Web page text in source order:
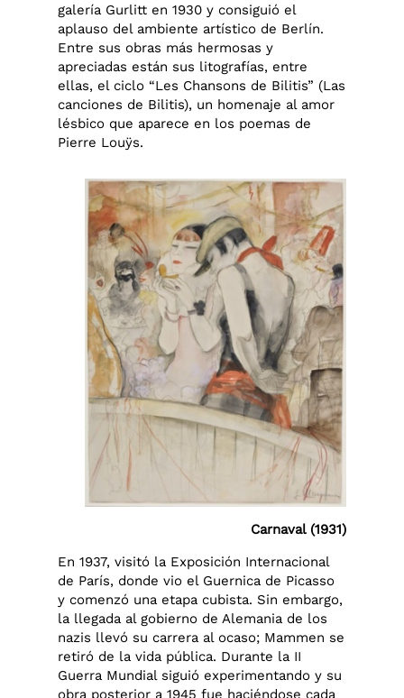
galería Gurlitt en 1930 y consiguió el
aplauso del ambiente artístico de Berlín.
Entre sus obras más hermosas y
apreciadas están sus litografías, entre
ellas, el ciclo “Les Chansons de Bilitis” (Las
canciones de Bilitis), un homenaje al amor
lésbico que aparece en los poemas de
Pierre Louÿs.
Carnaval (1931)
En 1937, visitó la Exposición Internacional
de París, donde vio el Guernica de Picasso
y comenzó una etapa cubista. Sin embargo,
la llegada al gobierno de Alemania de los
nazis llevó su carrera al ocaso; Mammen se
retiró de la vida pública. Durante la II
Guerra Mundial siguió experimentando y su
obra posterior a 1945 fue haciéndose cada